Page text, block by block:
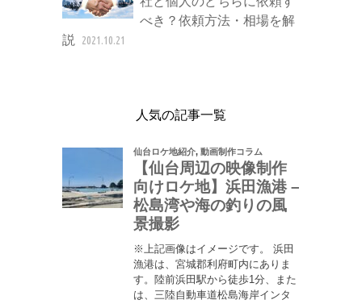
べき？依頼方法・相場を解
説 2021.10.21
人気の記事一覧